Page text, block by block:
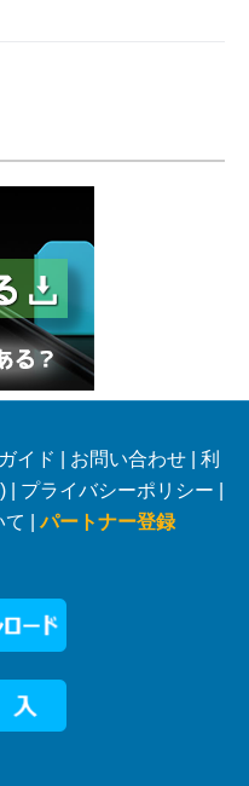
イド お問い合わせ
利
| プライバシーポリシー
て |パートナー登録